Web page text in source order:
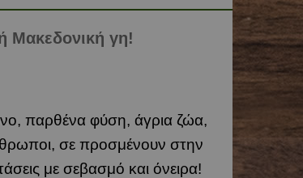
Μακεδονική γη!
παρθένα φύση, άγρια ζώα,
σε προσμένουν στην
με σεβασμό και όνειρα!